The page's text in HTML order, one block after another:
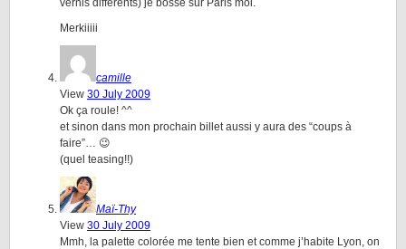
vernis différents) je bosse sur Paris moi.
Merkiiiii
camille
View 30 July 2009
Ok ça roule! ^^
et sinon dans mon prochain billet aussi y aura des “coups à
faire”… 😉
(quel teasing!!)
Maï-Thy
View 30 July 2009
Mmh, la palette colorée me tente bien et comme j’habite Lyon, on